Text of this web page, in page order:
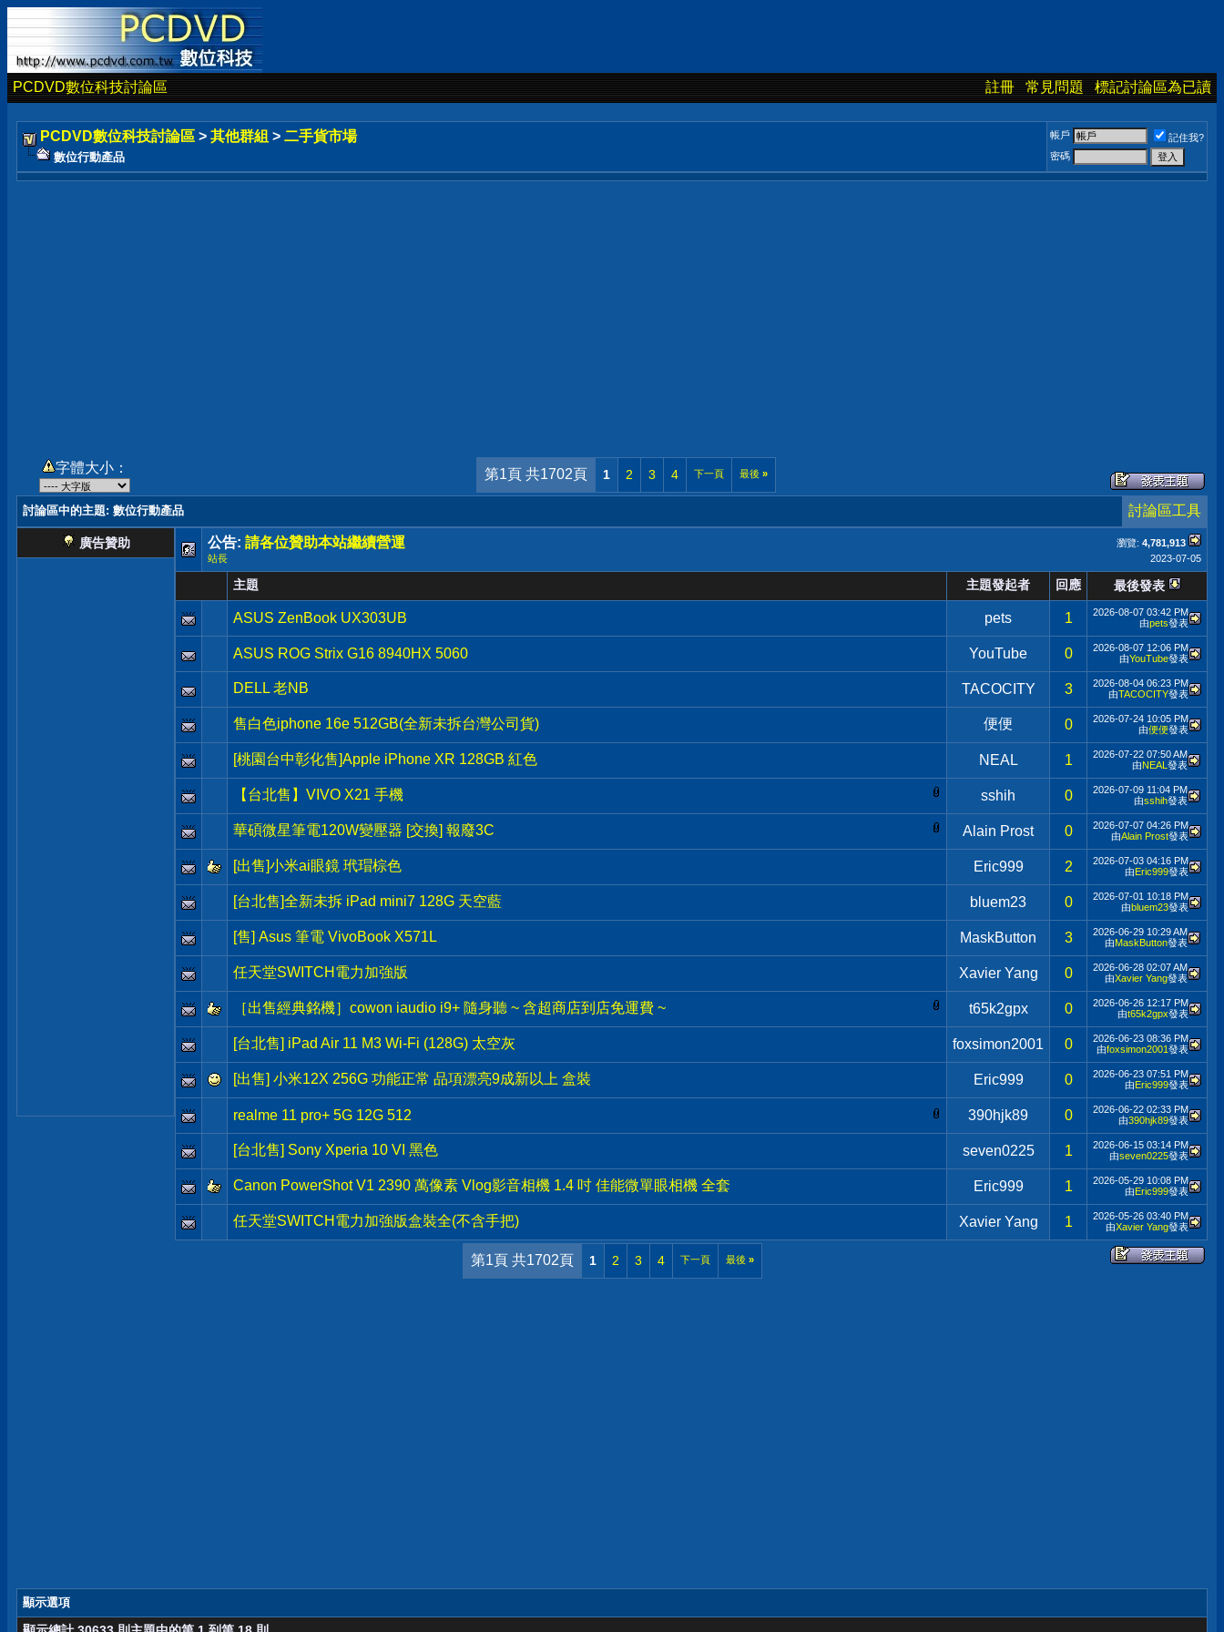
PCDVD數位科技討論區 註冊 常見問題 標記討論區為已讀
PCDVD數位科技討論區 > 其他群組 > 二手貨市場
數位行動產品
帳戶
記住我?
密碼
字體大小： 第1頁 共1702頁 1 2 3 4 下一頁 最後 »
討論區中的主題: 數位行動產品 討論區工具
廣告贊助 瀏覽: 4,781,913
公告: 請各位贊助本站繼續營運
2023-07-05
站長
主題 主題發起者 回應 最後發表
ASUS ZenBook UX303UB pets 1 2026-08-07 03:42 PM
由pets發表
ASUS ROG Strix G16 8940HX 5060 YouTube 0 2026-08-07 12:06 PM
由YouTube發表
DELL 老NB TACOCITY 3 2026-08-04 06:23 PM
由TACOCITY發表
售白色iphone 16e 512GB(全新未拆台灣公司貨) 便便 0 2026-07-24 10:05 PM
由便便發表
[桃園台中彰化售]Apple iPhone XR 128GB 紅色 NEAL 1 2026-07-22 07:50 AM
由NEAL 發表
【台北售】VIVO X21 手機 sshih 0 2026-07-09 11:04 PM
由sshih發表
華碩微星筆電120W變壓器 [交換] 報廢3C Alain Prost 0 2026-07-07 04:26 PM
由Alain Prost發表
[出售]小米ai眼鏡 玳瑁棕色 Eric999 2 2026-07-03 04:16 PM
由Eric999發表
[台北售]全新未拆 iPad mini7 128G 天空藍 bluem23 0 2026-07-01 10:18 PM
由bluem23發表
[售] Asus 筆電 VivoBook X571L MaskButton 3 2026-06-29 10:29 AM
由MaskButton發表
任天堂SWITCH電力加強版 Xavier Yang 0 2026-06-28 02:07 AM
由Xavier Yang發表
［出售經典銘機］cowon iaudio i9+ 隨身聽 ~ 含超商店到店免運費 ~ t65k2gpx 0 2026-06-26 12:17 PM
由t65k2gpx發表
[台北售] iPad Air 11 M3 Wi-Fi (128G) 太空灰 foxsimon2001 0 2026-06-23 08:36 PM
由foxsimon2001發表
[出售] 小米12X 256G 功能正常 品項漂亮9成新以上 盒裝 Eric999 0 2026-06-23 07:51 PM
由Eric999發表
realme 11 pro+ 5G 12G 512 390hjk89 0 2026-06-22 02:33 PM
由390hjk89發表
[台北售] Sony Xperia 10 VI 黑色 seven0225 1 2026-06-15 03:14 PM
由seven0225發表
Canon PowerShot V1 2390 萬像素 Vlog影音相機 1.4 吋 佳能微單眼相機 全套 Eric999 1 2026-05-29 10:08 PM
由Eric999發表
任天堂SWITCH電力加強版盒裝全(不含手把) Xavier Yang 1 2026-05-26 03:40 PM
由Xavier Yang發表
第1頁 共1702頁 1 2 3 4 下一頁 最後 »
顯示選項